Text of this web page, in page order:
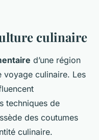
culinaire
d’une région
voyage culinaire. Les
techniques de
des coutumes
culinaire.